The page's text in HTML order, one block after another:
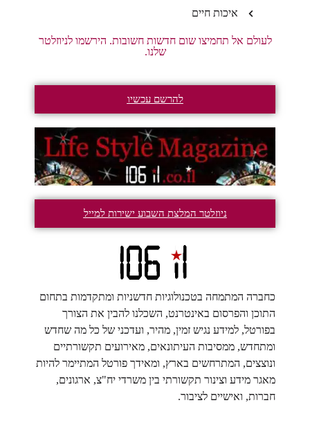
איכות חיים
לעולם אל תחמיצו שום חדשות חשובות. הירשמו לניוזלטר
שלנו.
להרשם עכשיו
ניוזלטר המלצת השבוע ישירות למייל
כחברה המתמחה בטכנולוגיות חדשניות ומתקדמות בתחום
התוכן והפרסום באינטרנט, השכלנו להבין את הצורך
בפורטל, למידע נגיש זמין, מהיר, ועדכני של כל מה שחדש
ומתחדש, ממסיבות העיתונאים, מאירועים תקשורתיים
ונוצצים, המתרחשים בארץ, ומאידך פורטל המתיימר להיות
מאגר מידע וצינור תקשורתי בין משרדי יח"צ, ארגונים,
חברות, ואישיים לציבור.